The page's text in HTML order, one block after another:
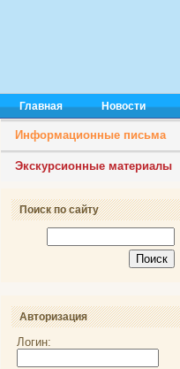
Главная Новости
Информационные письма
Экскурсионные материалы
Поиск по сайту
Авторизация
Логин: